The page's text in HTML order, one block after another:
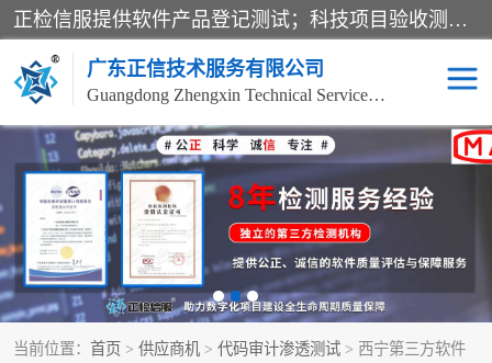
正检信服提供软件产品登记测试；科技项目验收测试；产品确认测试；功能测试；性能测试；安全测试；代码审计测试；漏洞扫描测试；渗透测试；风险评估测试；信息安全等级保护测评；双软认定；实验室建设质量体系建设；软件着作权、软件评测等服务。
广东正信技术服务有限公司
Guangdong Zhengxin Technical Service Co., Ltd
当前位置： 首页 > 供应商机 > 代码审计渗透测试 > 西宁第三方软件
电子政务验收测评 数字信息化验收测评
应用软件系统测试 信息系统漏洞扫描
科技成果鉴定测试 软件产品登记测试
信息安全风险评估 系统性能效率测试